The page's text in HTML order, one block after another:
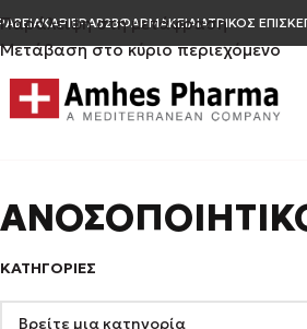
Παράλειψη στη μετάφραση
Μετάβαση στο κύριο περιεχόμενο
ΚΑΡΙΈΡΑΒ2ΒΦΑΡΜΑΚΕΊΑΙΑΤΡΙΚΌΣ
ΚΑΤΗΓΟΡΊΕΣ